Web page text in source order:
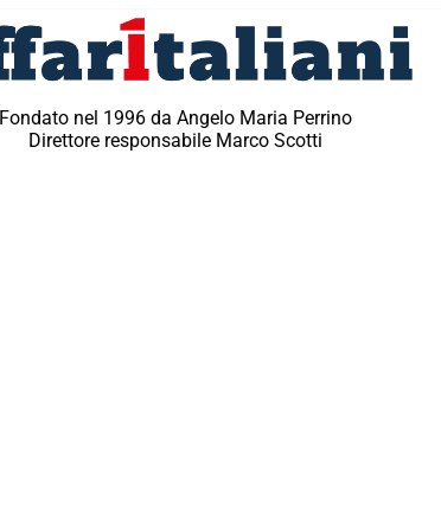
Fondato nel 1996 da Angelo Maria Perrino
Direttore responsabile Marco Scotti